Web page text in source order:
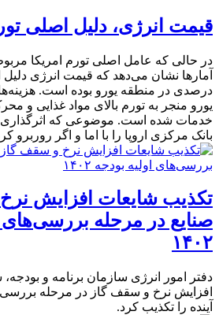
قیمت انرژی، دلیل اصلی
در حالی که عامل اصلی تورم امریکا
درصدی در منطقه یورو بوده است.
یورو منجر به تورم بالای مواد غذایی و
خدمات شده است. موضوعی که اثرگذاری
بانک مرکزی اروپا را با اما و اگر روربرو
تکذیب شایعات افزایش
صنایع در مرحله بررسی‌های
۱۴۰۲
دفتر امور انرژی سازمان برنامه و
افزایش نرخ و سقف گاز در مرحله
آینده را تکذیب کرد.